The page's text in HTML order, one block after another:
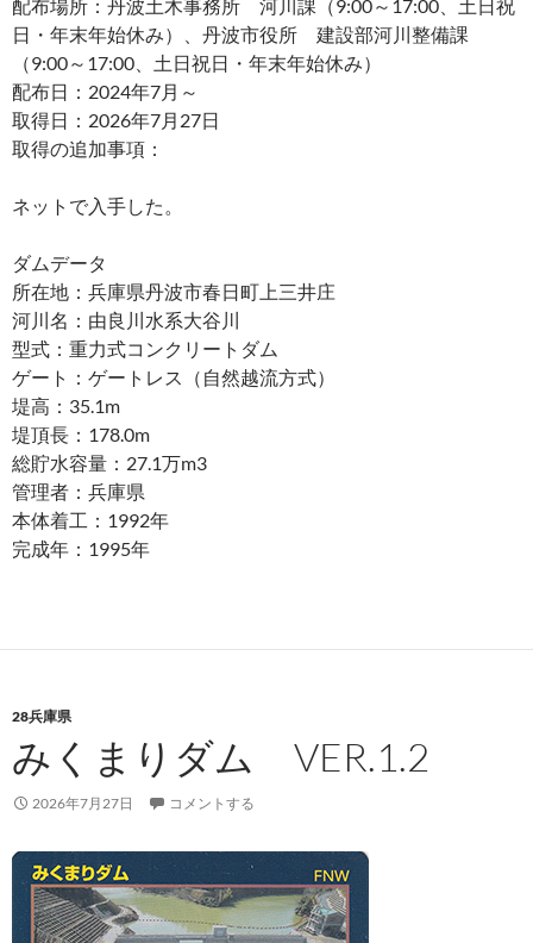
配布場所：丹波土木事務所 河川課（9:00～17:00、土日祝
日・年末年始休み）、丹波市役所 建設部河川整備課
（9:00～17:00、土日祝日・年末年始休み）
配布日：2024年7月～
取得日：2026年7月27日
取得の追加事項：
ネットで入手した。
ダムデータ
所在地：兵庫県丹波市春日町上三井庄
河川名：由良川水系大谷川
型式：重力式コンクリートダム
ゲート：ゲートレス（自然越流方式）
堤高：35.1m
堤頂長：178.0m
総貯水容量：27.1万m3
管理者：兵庫県
本体着工：1992年
完成年：1995年
28兵庫県
みくまりダム VER.1.2
2026年7月27日 コメントする